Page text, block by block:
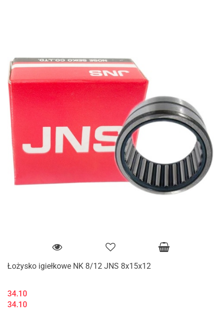
Łożysko igiełkowe NK 8/12 JNS 8x15x12
34.10
34.10